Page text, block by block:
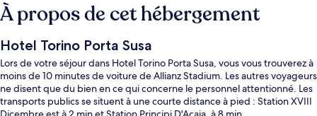
À propos de cet hébergement
Hotel Torino Porta Susa
Lors de votre séjour dans Hotel Torino Porta Susa, vous vous trouverez à
moins de 10 minutes de voiture de Allianz Stadium. Les autres voyageurs
ne disent que du bien en ce qui concerne le personnel attentionné. Les
transports publics se situent à une courte distance à pied : Station XVIII